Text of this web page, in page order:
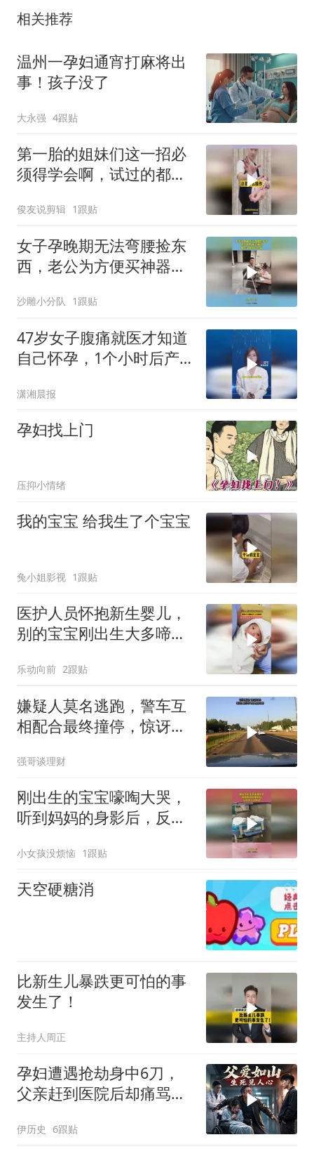
相关推荐
温州一孕妇通宵打麻将出
事！孩子没了
大永强 4跟贴
第一胎的姐妹们这一招必
须得学会啊，试过的都知
俊友说剪辑 1跟贴
女子孕晚期无法弯腰捡东
西，老公为方便买神器，
沙雕小分队 1跟贴
47岁女子腹痛就医才知道
自己怀孕，1个小时后产
很震惊
潇湘晨报
孕妇找上门
压抑小情绪
我的宝宝 给我生了个宝宝
兔小姐影视 1跟贴
医护人员怀抱新生婴儿，
别的宝宝刚出生大多啼
笑了
乐动向前 2跟贴
嫌疑人莫名逃跑，警车互
相配合最终撞停，惊讶发
强哥谈理财
刚出生的宝宝嚎啕大哭，
听到妈妈的身影后，反应
小女孩没烦恼 1跟贴
天空硬糖消
比新生儿暴跌更可怕的事
发生了！
主持人周正
孕妇遭遇抢劫身中6刀，
父亲赶到医院后却痛骂女
伊历史 6跟贴